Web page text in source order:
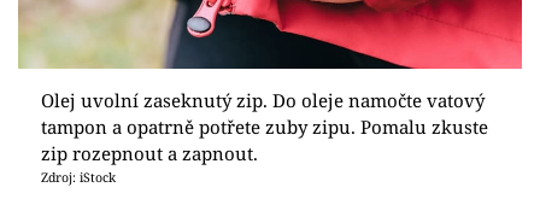
Olej uvolní zaseknutý zip. Do oleje namočte vatový
tampon a opatrně potřete zuby zipu. Pomalu zkuste
zip rozepnout a zapnout.
Zdroj: iStock